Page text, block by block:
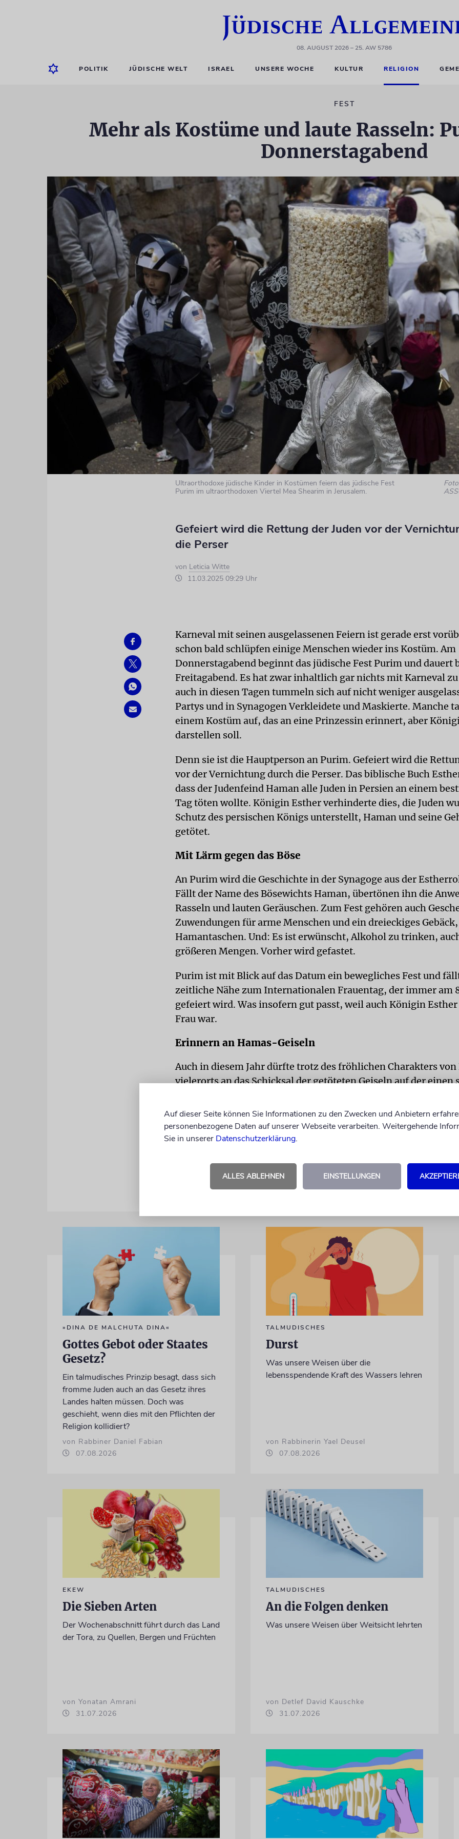
08. AUGUST 2026– 25. AW 5786
POLITIK JÜDISCHE WELT ISRAEL UNSERE WOCHE KULTUR RELIGION
FEST
Mehr als Kostüme und laute Rasseln:
Donnerstagabend
Ultraorthodoxe jüdische Kinder in Kostümen feiern das jüdische Fest
Purim im ultraorthodoxen Viertel Mea Shearim in Jerusalem.
Gefeiert wird die Rettung der Juden vor der
die Perser
von Leticia Witte
11.03.2025 09:29 Uhr
Karneval mit seinen ausgelassenen Feiern ist gerade erst
schon bald schlüpfen einige Menschen wieder ins Kostüm. Am
Donnerstagabend beginnt das jüdische Fest Purim und dauert
Freitagabend. Es hat zwar inhaltlich gar nichts mit Karneval
auch in diesen Tagen tummeln sich auf nicht weniger
Partys und in Synagogen Verkleidete und Maskierte. Manche
einem Kostüm auf, das an eine Prinzessin erinnert, aber
darstellen soll.
Denn sie ist die Hauptperson an Purim. Gefeiert wird die
vor der Vernichtung durch die Perser. Das biblische Buch
dass der Judenfeind Haman alle Juden in Persien an einem
Tag töten wollte. Königin Esther verhinderte dies, die Juden
Schutz des persischen Königs unterstellt, Haman und seine
getötet.
Mit Lärm gegen das Böse
An Purim wird die Geschichte in der Synagoge aus der
Fällt der Name des Bösewichts Haman, übertönen ihn die
Rasseln und lauten Geräuschen. Zum Fest gehören auch
Zuwendungen für arme Menschen und ein dreieckiges
Hamantaschen. Und: Es ist erwünscht, Alkohol zu trinken,
größeren Mengen. Vorher wird gefastet.
Purim ist mit Blick auf das Datum ein bewegliches Fest und
zeitliche Nähe zum Internationalen Frauentag, der immer am
gefeiert wird. Was insofern gut passt, weil auch Königin
Frau war.
Erinnern an Hamas-Geiseln
Auch in diesem Jahr dürfte trotz des fröhlichen Charakters
vielerorts an das Schicksal der getöteten Geiseln auf der einen
erinnert werden. Sie waren im Zuge des Massakers der
Hamas in Israel am 7. Oktober 2023 verschleppt worden.
Veranstaltungen und jüdische Gemeinden bitten im
»DINA DE MALCHUTA DINA«
Gottes Gebot oder Staates
Gesetz?
Ein talmudisches Prinzip besagt, dass sich
fromme Juden auch an das Gesetz ihres
Landes halten müssen. Doch was
geschieht, wenn dies mit den Pflichten der
Religion kollidiert?
von Rabbiner Daniel Fabian
07.08.2026
TALMUDISCHES
Durst
Was unsere Weisen über die
lebensspendende Kraft des Wassers lehren
von Rabbinerin Yael Deusel
07.08.2026
EKEW
Die Sieben Arten
Der Wochenabschnitt führt durch das Land
der Tora, zu Quellen, Bergen und Früchten
von Yonatan Amrani
31.07.2026
TALMUDISCHES
An die Folgen denken
Was unsere Weisen über Weitsicht lehrten
von Detlef David Kauschke
31.07.2026
Auf dieser Seite können Sie Informationen zu den Zwecken und Anbietern
personenbezogene Daten auf unserer Webseite verarbeiten. Weitergehende
Sie in unserer Datenschutzerklärung.
ALLES ABLEHNEN EINSTELLUNGEN